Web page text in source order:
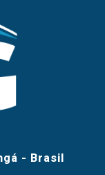
- Brasil